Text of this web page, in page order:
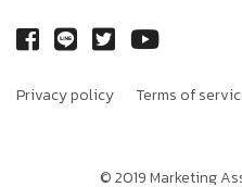
Privacy policy Terms of
© 2019 Marketing